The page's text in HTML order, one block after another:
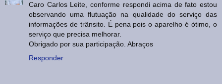
Caro Carlos Leite, conforme respondi acima de fato estou
observando uma flutuação na qualidade do serviço das
informações de trânsito. É pena pois o aparelho é ótimo, o
serviço que precisa melhorar.
Obrigado por sua participação. Abraços
Responder